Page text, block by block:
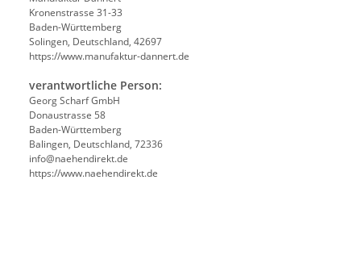
Kronenstrasse 31-33
Baden-Württemberg
Solingen, Deutschland, 42697
https://www.manufaktur-dannert.de
verantwortliche Person:
Georg Scharf GmbH
Donaustrasse 58
Baden-Württemberg
Balingen, Deutschland, 72336
info@naehendirekt.de
https://www.naehendirekt.de